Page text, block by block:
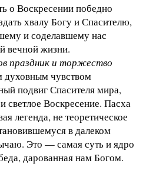
о Воскресении победно
хвалу Богу и Спасителю,
и соделавшему нас
вечной жизни.
праздник и торжество
чувством
подвиг Спасителя мира,
светлое Воскресение. Пасха
легенда, не теоретическое
в далеком
Это — самая суть и ядро
дарованная нам Богом.